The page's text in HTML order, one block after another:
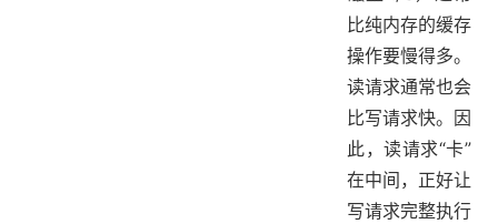
比纯内存的缓存
操作要慢得多。
读请求通常也会
比写请求快。因
此，读请求“卡”
在中间，正好让
写请求完整执行